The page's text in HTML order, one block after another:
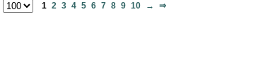
1 2 3 4 5 6 7 8 9 10 → ⇒